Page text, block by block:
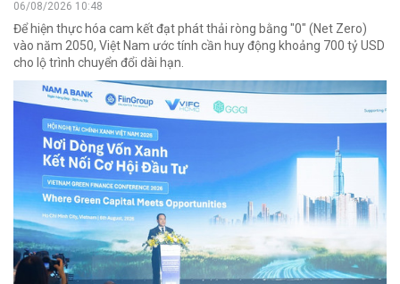
06/08/2026 10:48
Để hiện thực hóa cam kết đạt phát thải ròng bằng "0" (Net Zero)
vào năm 2050, Việt Nam ước tính cần huy động khoảng 700 tỷ USD
cho lộ trình chuyển đổi dài hạn.